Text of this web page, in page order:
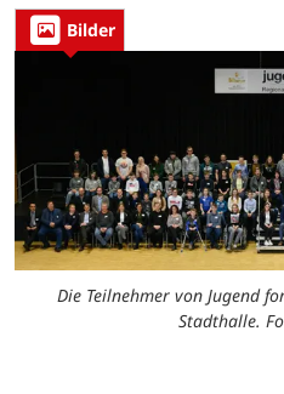
Bilder
Die Teilnehmer von Jugend
Stadthalle.